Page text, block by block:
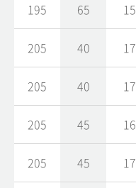
195 65 15
205 40 17
205 40 17
205 45 16
205 45 17